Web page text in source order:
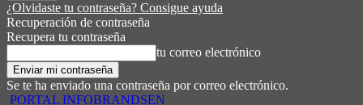
¿Olvidaste tu contraseña? Consigue ayuda
Recuperación de contraseña
Recupera tu contraseña
tu correo electrónico
Se te ha enviado una contraseña por correo electrónico.
PORTAL INFOBRANDSEN